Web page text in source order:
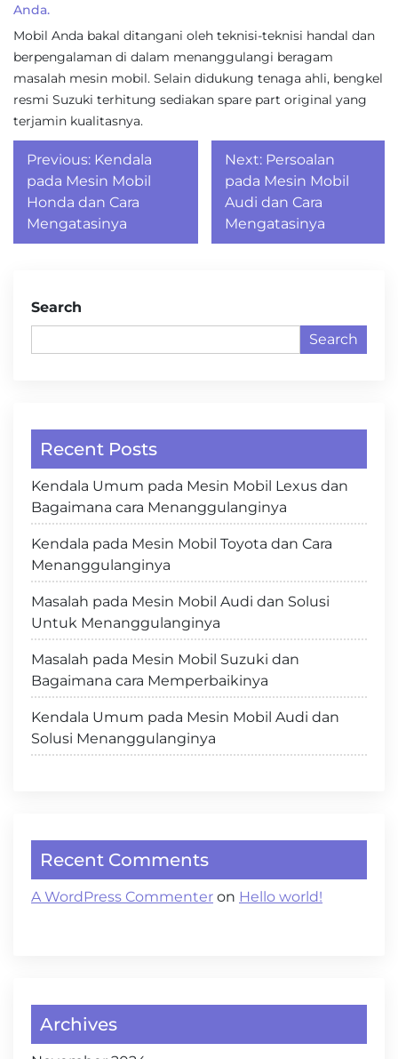
Anda.
Mobil Anda bakal ditangani oleh teknisi-teknisi handal dan
berpengalaman di dalam menanggulangi beragam
masalah mesin mobil. Selain didukung tenaga ahli, bengkel
resmi Suzuki terhitung sediakan spare part original yang
terjamin kualitasnya.
Post
navigation
Previous: Kendala
pada Mesin Mobil
Honda dan Cara
Mengatasinya
Next: Persoalan
pada Mesin Mobil
Audi dan Cara
Mengatasinya
Search
Search
Recent Posts
Kendala Umum pada Mesin Mobil Lexus dan
Bagaimana cara Menanggulanginya
Kendala pada Mesin Mobil Toyota dan Cara
Menanggulanginya
Masalah pada Mesin Mobil Audi dan Solusi
Untuk Menanggulanginya
Masalah pada Mesin Mobil Suzuki dan
Bagaimana cara Memperbaikinya
Kendala Umum pada Mesin Mobil Audi dan
Solusi Menanggulanginya
Recent Comments
A WordPress Commenter on Hello world!
Archives